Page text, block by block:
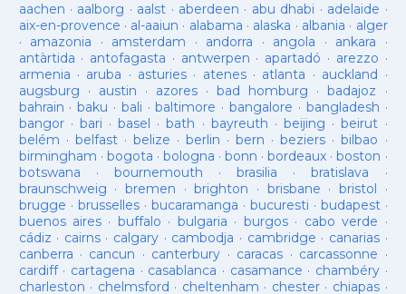
aachen · aalborg · aalst · aberdeen · abu dhabi · adelaide ·
aix-en-provence · al-aaiun · alabama · alaska · albania · alger
· amazonia · amsterdam · andorra · angola · ankara ·
antàrtida · antofagasta · antwerpen · apartadó · arezzo ·
armenia · aruba · asturies· atenes· atlanta · auckland ·
augsburg · austin · azores·bad homburg ·badajoz ·
bahrain ·baku · bali ·baltimore ·bangalore · bangladesh ·
bangor· bari ·basel ·bath · bayreuth ·beijing ·beirut ·
belém · belfast· belize · berlin ·bern ·beziers ·bilbao ·
birmingham · bogota · bologna ·bonn ·bordeaux ·boston ·
botswana · bournemouth ·brasilia ·bratislava ·
braunschweig · bremen ·brighton · brisbane · bristol ·
brugge · brusselles· bucaramanga · bucuresti · budapest·
buenos aires· buffalo · bulgaria · burgos· cabo verde ·
cádiz · cairns· calgary · cambodja · cambridge · canarias·
canberra · cancun · canterbury · caracas · carcassonne ·
cardiff· cartagena · casablanca · casamance · chambéry·
charleston · chelmsford · cheltenham · chester· chiapas ·